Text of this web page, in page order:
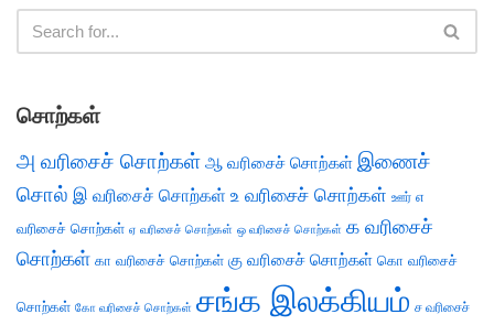
சொற்கள்
அ வரிசைச் சொற்கள் ஆ வரிசைச் சொற்கள் இணைச்
சொல் இ வரிசைச் சொற்கள் உ வரிசைச் சொற்கள் ஊர் எ
வரிசைச் சொற்கள் ஏ வரிசைச் சொற்கள் ஒ வரிசைச் சொற்கள் க வரிசைச்
சொற்கள் கா வரிசைச் சொற்கள் கு வரிசைச் சொற்கள் கொ வரிசைச்
சொற்கள் கோ வரிசைச் சொற்கள் சங்க இலக்கியம் ச வரிசைச்